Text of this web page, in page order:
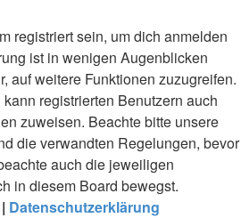
registriert sein, um dich anmelden
ist in wenigen Augenblicken
auf weitere Funktionen zuzugreifen.
registrierten Benutzern auch
zuweisen. Beachte bitte unsere
die verwandten Regelungen, bevor
auch die jeweiligen
in diesem Board bewegst.
| Datenschutzerklärung